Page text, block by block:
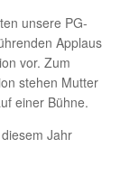
unsere PG-
Applaus
vor. Zum
stehen Mutter
einer Bühne.
Jahr